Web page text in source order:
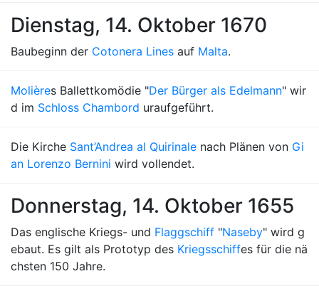
Dienstag, 14. Oktober 1670
Baubeginn der Cotonera Lines auf Malta.
Molières Ballettkomödie "Der Bürger als Edelmann" wir
d im Schloss Chambord uraufgeführt.
Die Kirche Sant’Andrea al Quirinale nach Plänen von Gi
an Lorenzo Bernini wird vollendet.
Donnerstag, 14. Oktober 1655
Das englische Kriegs- und Flaggschiff "Naseby" wird g
ebaut. Es gilt als Prototyp des Kriegsschiffes für die nä
chsten 150 Jahre.